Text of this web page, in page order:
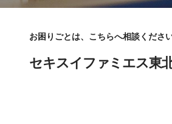
お困りごとは、こちらへ相談くださ
セキスイファミエス東